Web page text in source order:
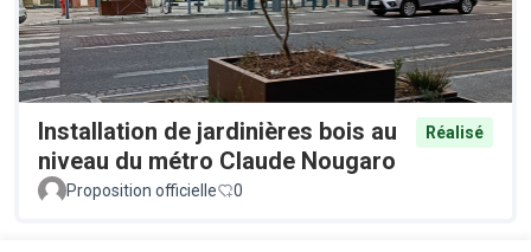
Installation de jardinières bois au
niveau du métro Claude Nougaro
Réalisé
Proposition officielle 0